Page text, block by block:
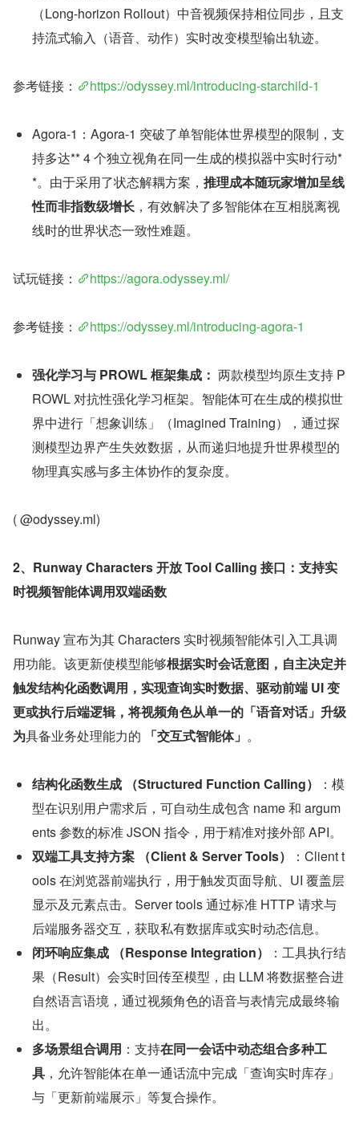
（Long-horizon Rollout）中音视频保持相位同步，且支
持流式输入（语音、动作）实时改变模型输出轨迹。
参考链接： https://odyssey.ml/introducing-starchild-1
Agora-1：Agora-1 突破了单智能体世界模型的限制，支
持多达** 4 个独立视角在同一生成的模拟器中实时行动*
*。由于采用了状态解耦方案， 推理成本随玩家增加呈线
性而非指数级增长 ，有效解决了多智能体在互相脱离视
线时的世界状态一致性难题。
试玩链接： https://agora.odyssey.ml/
参考链接： https://odyssey.ml/introducing-agora-1
强化学习与 PROWL 框架集成： 两款模型均原生支持 P
ROWL 对抗性强化学习框架。智能体可在生成的模拟世
界中进行「想象训练」（Imagined Training），通过探
测模型边界产生失效数据，从而递归地提升世界模型的
物理真实感与多主体协作的复杂度。
( @odyssey.ml)
2、Runway Characters 开放 Tool Calling 接口：支持实
时视频智能体调用双端函数
Runway 宣布为其 Characters 实时视频智能体引入工具调
用功能。该更新使模型能够根据实时会话意图，自主决定并
触发结构化函数调用， 实现查询实时数据、驱动前端 UI 变
更或执行后端逻辑，将视频角色从单一的「语音对话」升级
为具备业务处理能力的 「交互式智能体」 。
结构化函数生成 （Structured Function Calling）
：模
型在识别用户需求后，可自动生成包含 name 和 argum
ents 参数的标准 JSON 指令，用于精准对接外部 API。
双端工具支持方案 （Client & Server Tools）
：Client t
ools 在浏览器前端执行，用于触发页面导航、UI 覆盖层
显示及元素点击。Server tools 通过标准 HTTP 请求与
后端服务器交互，获取私有数据库或实时动态信息。
闭环响应集成 （Response Integration）
：工具执行结
果（Result）会实时回传至模型，由 LLM 将数据整合进
自然语言语境，通过视频角色的语音与表情完成最终输
出。
多场景组合调用 ：支持在同一会话中动态组合多种工
具 ，允许智能体在单一通话流中完成「查询实时库存」
与「更新前端展示」等复合操作。